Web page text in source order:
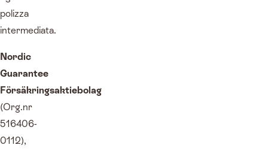
polizza
intermediata.
Nordic
Guarantee
Försäkringsaktiebolag
(Org.nr
516406-
0112),